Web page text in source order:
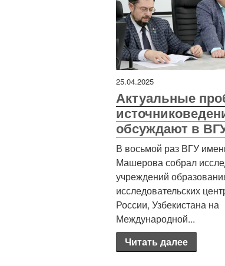
25.04.2025
Актуальные
обсуждают в
В восьмой раз ВГУ
Машерова собрал
учреждений
исследовательских
России, Узбекистана на
Международной...
Читать далее